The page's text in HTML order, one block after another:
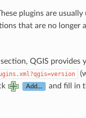
plugins are
that are no longer
section, QGIS provides
Add… and fill in